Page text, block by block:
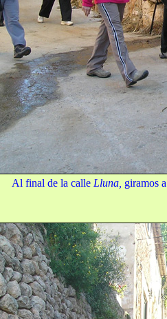
Al final de la calle Lluna, giramos